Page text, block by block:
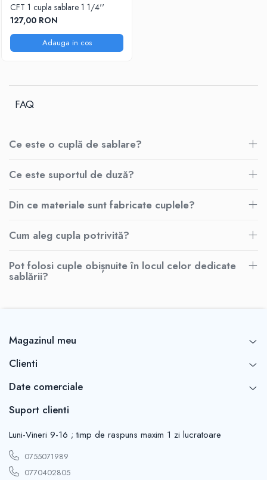
CFT 1 cupla sablare 1 1/4''
127,00 RON
Adauga in cos
FAQ
Ce este o cuplă de sablare?
Ce este suportul de duză?
Din ce materiale sunt fabricate cuplele?
Cum aleg cupla potrivită?
Pot folosi cuple obișnuite în locul celor dedicate
sablării?
Magazinul meu
Clienti
Date comerciale
Suport clienti
Luni-Vineri 9-16 ; timp de raspuns maxim 1 zi lucratoare
0755071989
0770402805